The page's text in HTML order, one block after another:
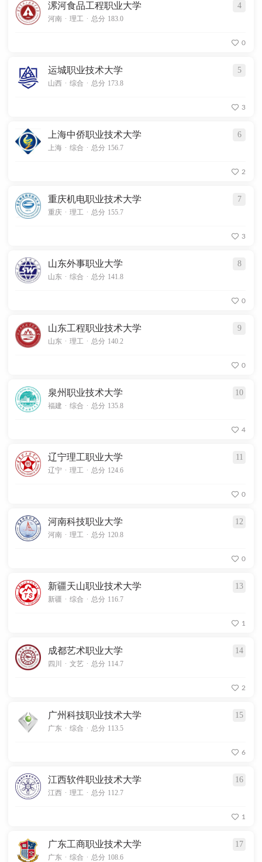
漯河食品工程职业大学 4
河南 . 理工 . 总分 183.0
0
运城职业技术大学 5
山西 . 综合 . 总分 173.8
3
上海中侨职业技术大学 6
上海 . 综合 . 总分 156.7
2
重庆机电职业技术大学 7
重庆 . 理工 . 总分 155.7
3
山东外事职业大学 8
山东 . 综合 . 总分 141.8
0
山东工程职业技术大学 9
山东 . 理工 . 总分 140.2
0
泉州职业技术大学 10
福建 . 综合 . 总分 135.8
4
辽宁理工职业大学 11
辽宁 . 理工 . 总分 124.6
0
河南科技职业大学 12
河南 . 理工 . 总分 120.8
0
新疆天山职业技术大学 13
新疆 . 综合 . 总分 116.7
1
成都艺术职业大学 14
四川 . 文艺 . 总分 114.7
2
广州科技职业技术大学 15
广东 . 综合 . 总分 113.5
6
江西软件职业技术大学 16
江西 . 理工 . 总分 112.7
1
广东工商职业技术大学 17
广东 . 综合 . 总分 108.6